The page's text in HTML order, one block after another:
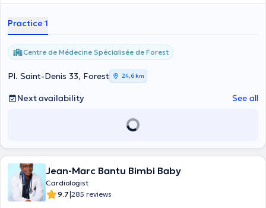
Practice 1
Centre de Médecine Spécialisée de Forest
Pl. Saint-Denis 33, Forest 24,6 km
Next availability See all
Jean-Marc Bantu Bimbi Baby
Cardiologist
9.7|285 reviews